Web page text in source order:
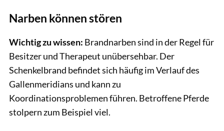
Narben können stören
Wichtig zu wissen: Brandnarben sind in der Regel für
Besitzer und Therapeut unübersehbar. Der
Schenkelbrand befindet sich häufig im Verlauf des
Gallenmeridians und kann zu
Koordinationsproblemen führen. Betroffene Pferde
stolpern zum Beispiel viel.